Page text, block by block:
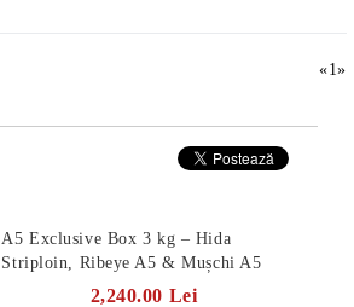
«1»
A5 Exclusive Box 3 kg – Hida
Striploin, Ribeye A5 & Mușchi A5
2,240.00 Lei